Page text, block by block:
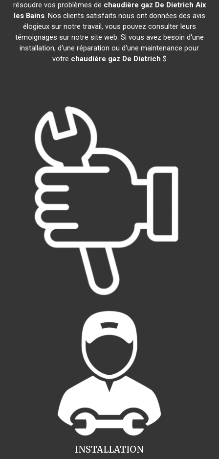
résoudre vos problèmes de chaudière gaz De Dietrich Aix
les Bains. Nos clients satisfaits nous ont données des avis
élogieux sur notre travail, vous pouvez consulter leurs
témoignages sur notre site web. Si vous avez besoin d'une
installation, d'une réparation ou d'une maintenance pour
votre chaudière gaz De Dietrich $
INSTALLATION